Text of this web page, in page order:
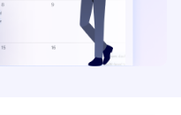
幫助
3 個核心要素